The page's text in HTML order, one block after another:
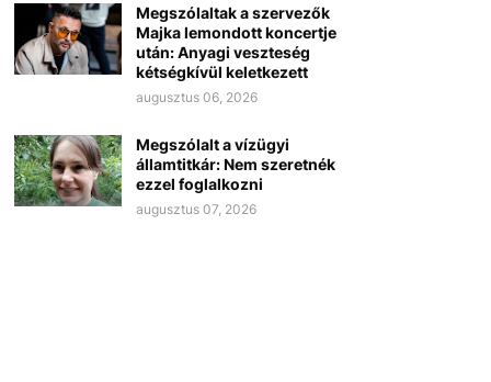
Megszólaltak a szervezők
Majka lemondott koncertje
után: Anyagi veszteség
kétségkívül keletkezett
augusztus 06, 2026
Megszólalt a vízügyi
államtitkár: Nem szeretnék
ezzel foglalkozni
augusztus 07, 2026